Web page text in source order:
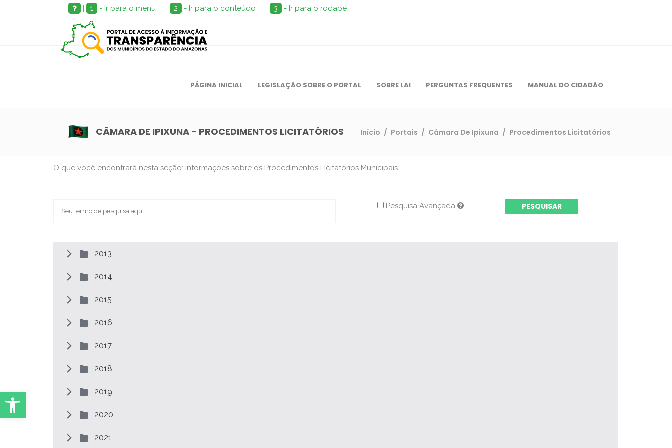
Abrir Ferramentas
| 1 - Ir para o menu 2 - Ir para o conteúdo 3 - Ir para o rodapé
PÁGINA INICIAL LEGISLAÇÃO SOBRE O PORTAL SOBRE LAI PERGUNTAS FREQUENTES MANUAL DO CIDADÃO
CÂMARA DE IPIXUNA - PROCEDIMENTOS LICITATÓRIOS Início / Portais / Câmara De Ipixuna / Procedimentos Licitatórios
O que você encontrará nesta seção: Informações sobre os Procedimentos Licitatórios Municipais
Pesquisa Avançada
2013
2014
2015
2016
2017
2018
2019
2020
2021